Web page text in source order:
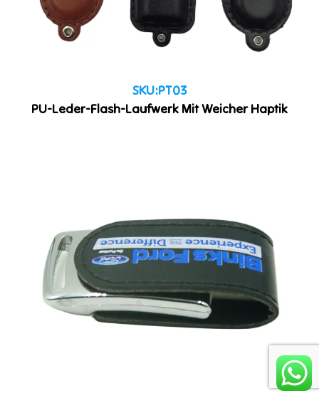
SKU:PT03
PU-Leder-Flash-Laufwerk Mit Weicher Haptik